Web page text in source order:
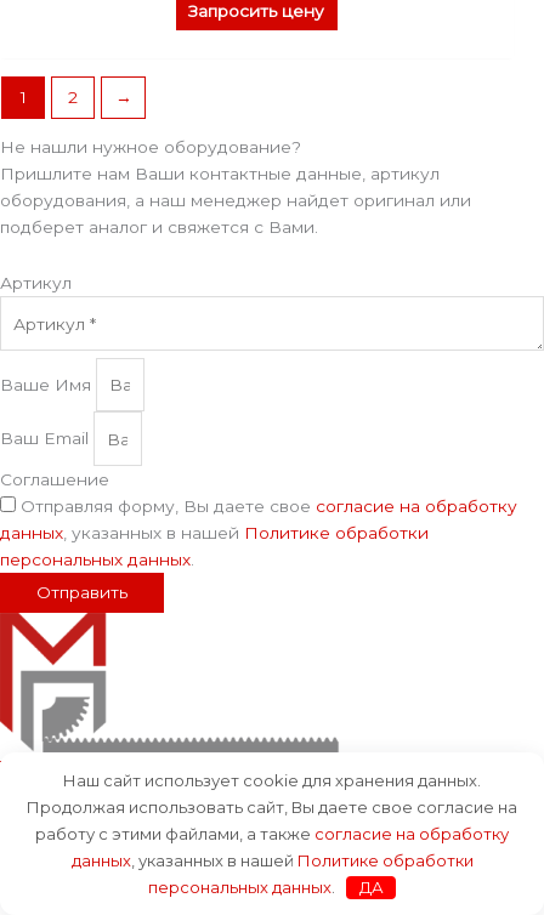
Запросить цену
1 2 →
Не нашли нужное оборудование?
Пришлите нам Ваши контактные данные, артикул
оборудования, а наш менеджер найдет оригинал или
подберет аналог и свяжется с Вами.
Артикул
Ваше Имя
Ваш Email
Соглашение
Отправляя форму, Вы даете свое согласие на обработку
данных , указанных в нашей Политике обработки
персональных данных
Отправить
Telegram
Наш сайт использует cookie для хранения данных.
Продолжая использовать сайт, Вы даете свое согласие на
работу с этими файлами, а также согласие на обработку
данных, указанных в нашей Политике обработки
персональных данных. ДА